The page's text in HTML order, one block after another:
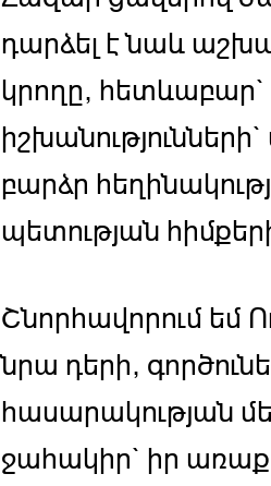
դարձել է նաև
կրողը, հետևաբար`
բարձր
պետության
Շնորհավորում եմ
նրա դերի,
հասարակության
ջահակիր` իր